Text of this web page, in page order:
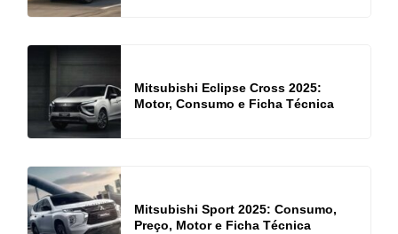
Mitsubishi Eclipse Cross 2025:
Motor, Consumo e Ficha Técnica
Mitsubishi Sport 2025: Consumo,
Preço, Motor e Ficha Técnica